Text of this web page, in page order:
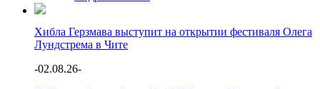
Хибла Герзмава выступит на открытии фестиваля Олега
Лундстрема в Чите
-02.08.26-